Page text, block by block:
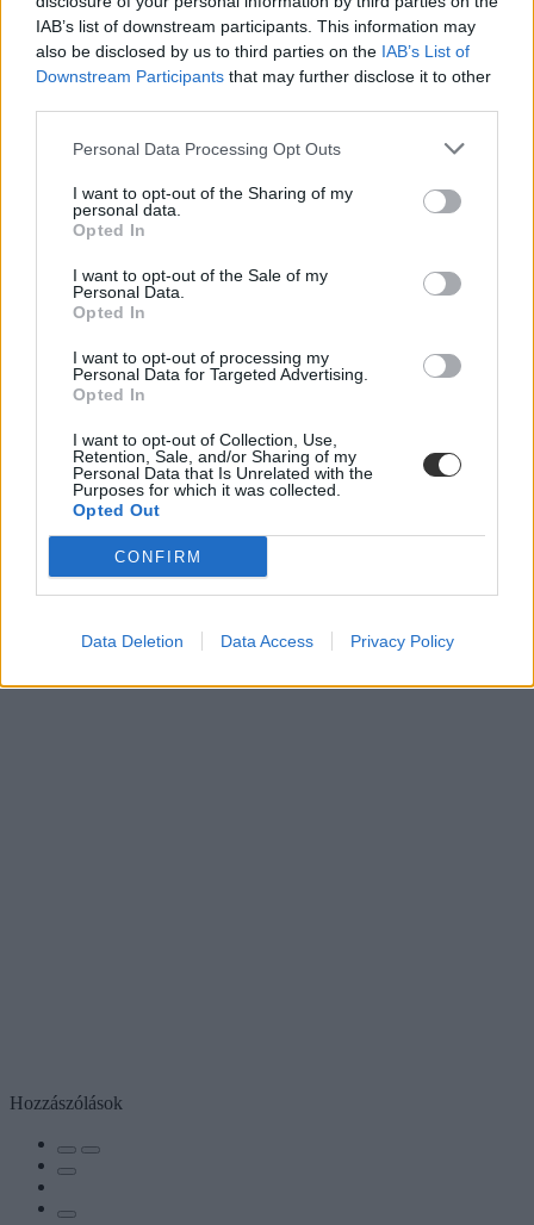
IAB’s list of downstream participants. This information may
also be disclosed by us to third parties on the IAB’s List of
Downstream Participants that may further disclose it to other
Personal Data Processing Opt Outs
I want to opt-out of the Sharing of my
personal data.
Opted In
I want to opt-out of the Sale of my
Personal Data.
Opted In
I want to opt-out of processing my
Personal Data for Targeted Advertising.
Opted In
I want to opt-out of Collection, Use,
Retention, Sale, and/or Sharing of my
Personal Data that Is Unrelated with the
Purposes for which it was collected.
Opted Out
CONFIRM
Data Deletion Data Access Privacy Policy
színes
corvinus egyetem székesfehérvár
Hozzászólások